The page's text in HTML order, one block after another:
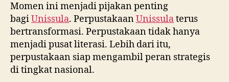
Momen ini menjadi pijakan penting
bagiUnissula. PerpustakaanUnissulaterus
bertransformasi. Perpustakaan tidak hanya
menjadi pusat literasi. Lebih dari itu,
perpustakaan siap mengambil peran strategis
di tingkat nasional.